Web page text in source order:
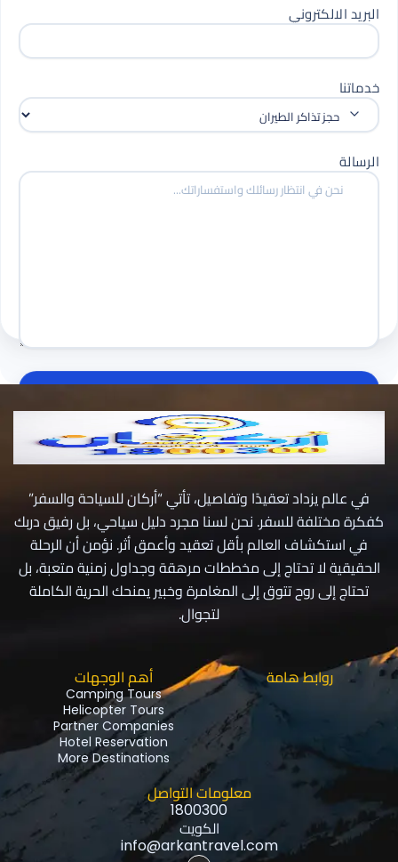
البريد الالكتروني
خدماتنا
الرسالة
في عالم يزداد تعقيدًا وتفاصيل، تأتي “أركان للسياحة والسفر”
كفكرة مختلفة للسفر. نحن لسنا مجرد دليل سياحي، بل رفيق دربك
في استكشاف العالم بأقل تعقيد وأعمق أثر. نؤمن أن الرحلة
الحقيقية لا تحتاج إلى مخططات مرهقة وجداول زمنية متعبة، بل
تحتاج إلى روح تتوق إلى المغامرة وخبير يمنحك الحرية الكاملة
لتجوال.
روابط هامة أهم الوجهات
Camping Tours
Helicopter Tours
Partner Companies
Hotel Reservation
More Destinations
معلومات التواصل
1800300
الكويت
info@arkantravel.com